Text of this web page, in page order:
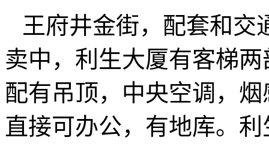
王府井金街，配套和交
卖中，利生大厦有客梯
配有吊顶，中央空调，
直接可办公，有地库。